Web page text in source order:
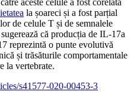
la șoareci și a fost parțial
de celule T și de semnalele
că producția de IL-17a
reprezintă o punte evolutivă
și trăsăturile comportamentale
la vertebrate.
s41577-020-00453-3